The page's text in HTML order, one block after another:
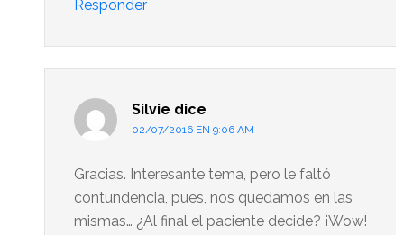
Responder
Silvie dice
02/07/2016 EN 9:06 AM
Gracias. Interesante tema, pero le faltó
contundencia, pues, nos quedamos en las
mismas… ¿Al final el paciente decide? ¡Wow!